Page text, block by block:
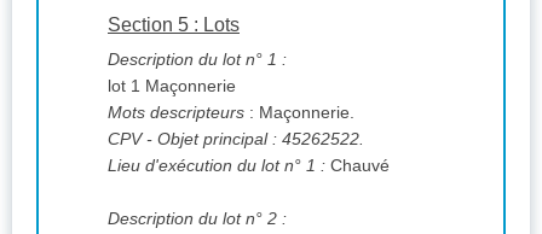
Section 5 : Lots
Description du lot n° 1 :
lot 1 Maçonnerie
Mots descripteurs : Maçonnerie.
CPV- Objet principal : 45262522.
Lieu d'exécution du lot n° 1 : Chauvé
Description du lot n° 2 :